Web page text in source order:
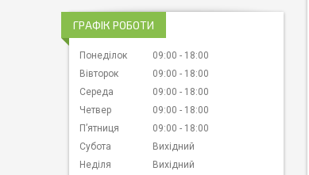
ГРАФІК РОБОТИ
Понеділок 09:00
18:00
Вівторок
09:00
18:00
Середа
09:00
18:00
Четвер
09:00
18:00
Пʼятниця
09:00
18:00
Субота
Вихідний
Неділя
Вихідний